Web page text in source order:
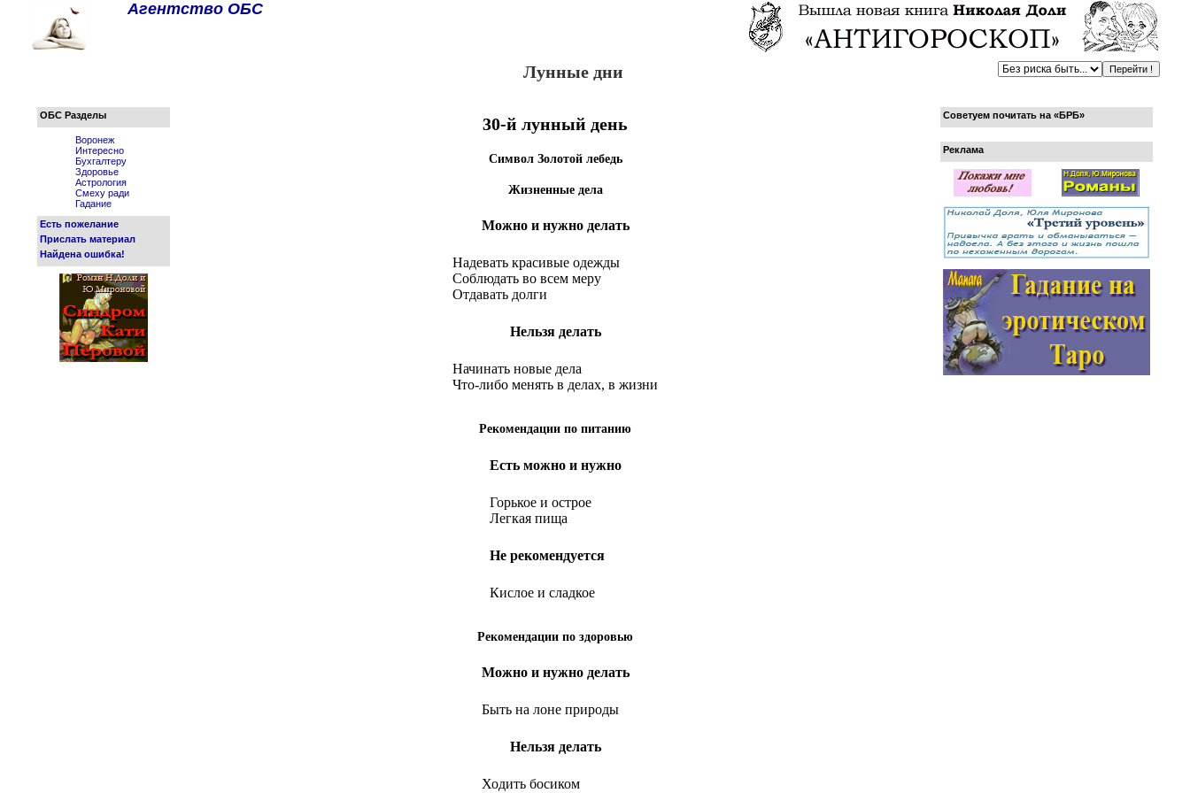
Агентство ОБС
Лунные дни
ОБС Разделы
Воронеж
Интересно
Бухгалтеру
Здоровье
Астрология
Смеху ради
Гадание
Есть пожелание
Прислать материал
Найдена ошибка!
30-й лунный день
Символ Золотой лебедь
Жизненные дела
Можно и нужно делать
Надевать красивые одежды
Соблюдать во всем меру
Отдавать долги
Нельзя делать
Начинать новые дела
Что-либо менять в делах, в жизни
Рекомендации по питанию
Есть можно и нужно
Горькое и острое
Легкая пища
Не рекомендуется
Кислое и сладкое
Рекомендации по здоровью
Можно и нужно делать
Быть на лоне природы
Нельзя делать
Ходить босиком
Советуем почитать на «БРБ»
Реклама